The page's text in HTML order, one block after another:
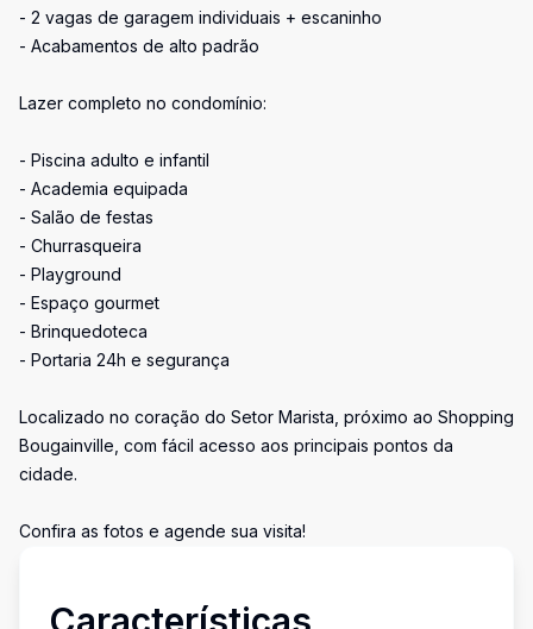
- 2 vagas de garagem individuais + escaninho
- Acabamentos de alto padrão
Lazer completo no condomínio:
- Piscina adulto e infantil
- Academia equipada
- Salão de festas
- Churrasqueira
- Playground
- Espaço gourmet
- Brinquedoteca
- Portaria 24h e segurança
Localizado no coração do Setor Marista, próximo ao Shopping
Bougainville, com fácil acesso aos principais pontos da
cidade.
Confira as fotos e agende sua visita!